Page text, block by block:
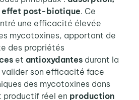
effet post-biotique. Ce
une efficacité élevée
mycotoxines, apportant de
des propriétés
et antioxydantesdurant la
valider son efficacité face
des mycotoxines dans
productif réel en production